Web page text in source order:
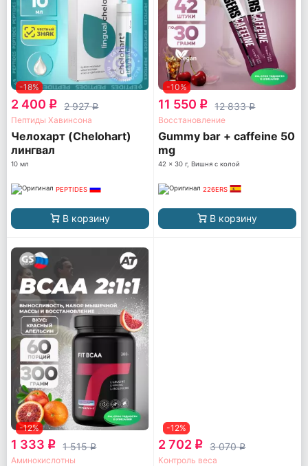
-18%
2 400 q 2 927q
Пептиды Хавинсона
Челохарт (Chelohart)
лингвал
10 мл
PEPTIDES
В корзину
-10%
11 550 q 12 833q
Восстановление
Gummy bar + caffeine 50
mg
42 x 30 г, Вишня с колой
226ERS
В корзину
-12%
1 333 q 1 515q
Аминокислотны
-12%
2 702 q 3 070q
Контроль веса